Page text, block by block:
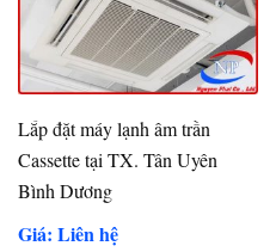
Lắp đặt máy lạnh âm trần
Cassette tại TX. Tân Uyên
Bình Dương
Giá: Liên hệ